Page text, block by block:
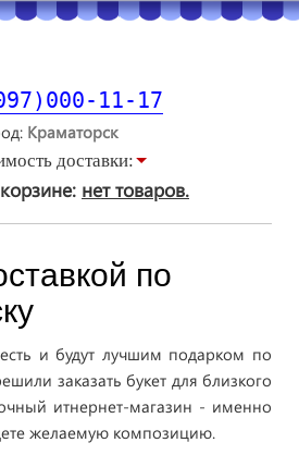
11-17
доставки:
нет товаров.
по
и будут лучшим подарком по
заказать букет для близкого
итнернет-магазин - именно
желаемую композицию.